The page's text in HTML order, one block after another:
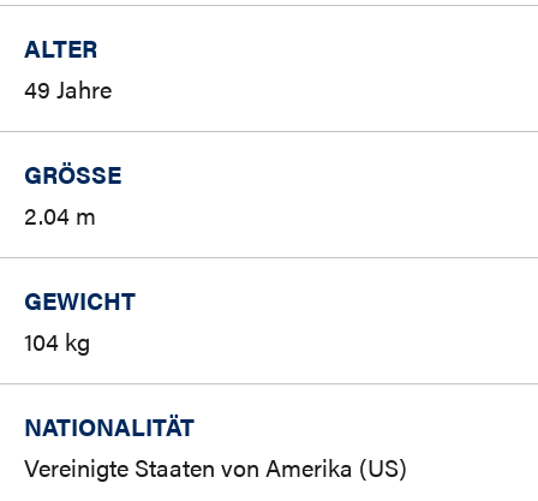
ALTER
49 Jahre
GRÖSSE
2.04 m
GEWICHT
104 kg
NATIONALITÄT
Vereinigte Staaten von Amerika (US)